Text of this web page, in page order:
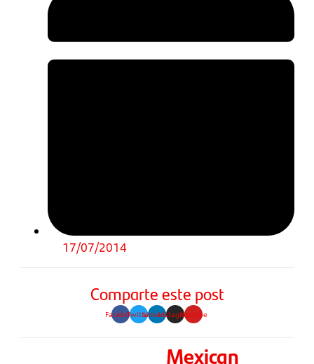
17/07/2014
Comparte este post
FacebookTwitterLinkedinInstagramYoutube
Mexican